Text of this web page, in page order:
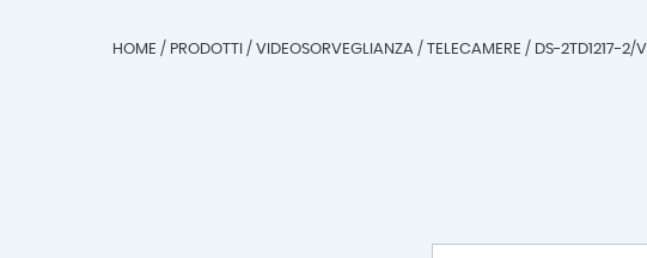
HOME / PRODOTTI / VIDEOSORVEGLIANZA/ TELECAMERE / DS-2TD1217-2/V1